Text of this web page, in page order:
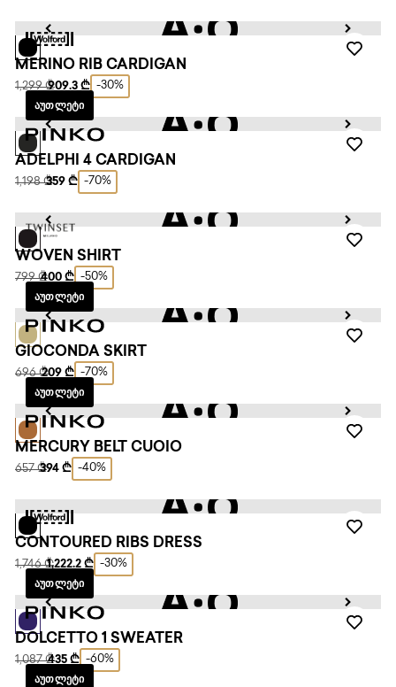
MERINO RIB CARDIGAN
1,299 ₾909.3 ₾ -30%
ᲐᲣᲗᲚᲔᲢᲘ
ADELPHI 4 CARDIGAN
1,198 ₾359 ₾ -70%
WOVEN SHIRT
799 ₾400 ₾ -50%
ᲐᲣᲗᲚᲔᲢᲘ
GIOCONDA SKIRT
696 ₾209 ₾ -70%
ᲐᲣᲗᲚᲔᲢᲘ
MERCURY BELT CUOIO
657 ₾394 ₾ -40%
CONTOURED RIBS DRESS
1,746 ₾1,222.2 ₾ -30%
ᲐᲣᲗᲚᲔᲢᲘ
DOLCETTO 1 SWEATER
1,087 ₾435 ₾ -60%
ᲐᲣᲗᲚᲔᲢᲘ